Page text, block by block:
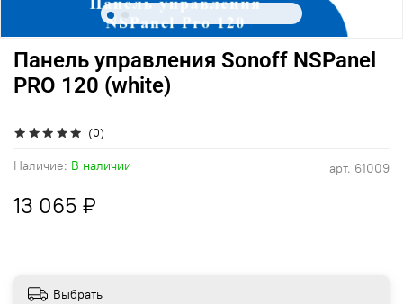
(0)
арт. 61009
Наличие: В наличии
Панель управления Sonoff NSPanel
PRO 120 (white)
13 065 ₽
Выбрать